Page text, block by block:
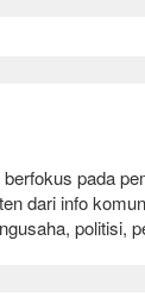
pada
dari info
politisi,